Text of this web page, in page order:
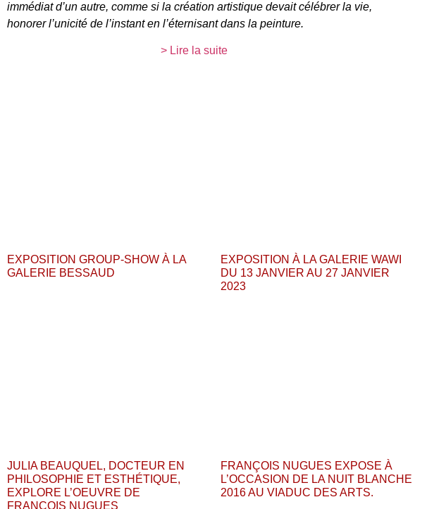
immédiat d’un autre, comme si la création artistique devait célébrer la vie,
honorer l’unicité de l’instant en l’éternisant dans la peinture.
> Lire la suite
EXPOSITION GROUP-SHOW À LA
GALERIE BESSAUD
EXPOSITION À LA GALERIE WAWI
DU 13 JANVIER AU 27 JANVIER
2023
JULIA BEAUQUEL, DOCTEUR EN
PHILOSOPHIE ET ESTHÉTIQUE,
EXPLORE L’OEUVRE DE
FRANÇOIS NUGUES
FRANÇOIS NUGUES EXPOSE À
L’OCCASION DE LA NUIT BLANCHE
2016 AU VIADUC DES ARTS.